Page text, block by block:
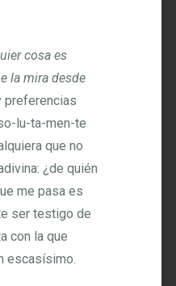
cosa es
la mira desde
preferencias
lu-ta-men-te
que no
¿de quién
me pasa es
ser testigo de
con la que
escasísimo.